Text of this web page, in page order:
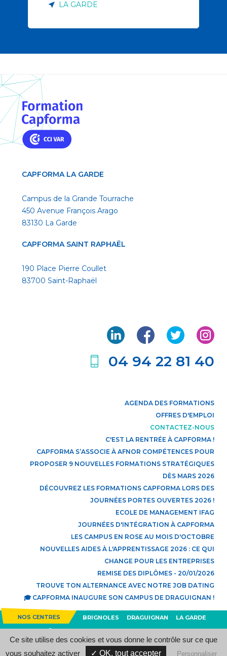
LA GARDE
CAPFORMA LA GARDE
Campus de la Grande Tourrache
450 Avenue François Arago
83130 La Garde
CAPFORMA SAINT RAPHAËL
190 Place Pierre Coullet
83700 Saint-Raphaël
04 94 22 81 40
AGENDA DES FORMATIONS
OFFRES D'EMPLOI
CONTACTEZ-NOUS
C'EST LA RENTRÉE À CAPFORMA !
CAPFORMA S’ASSOCIE À AFNOR COMPÉTENCES POUR
PROPOSER 9 NOUVELLES FORMATIONS STRATÉGIQUES
DÈS MARS 2026
DÉCOUVREZ LES FORMATIONS CAPFORMA LORS DES
JOURNÉES PORTES OUVERTES 2026 !
ECOLE DE MANAGEMENT IFAG
JOURNÉES D'INTÉGRATION À CAPFORMA
LES CAMPUS EN ROSE AU MOIS D'OCTOBRE
NOUVELLES AIDES À L'APPRENTISSAGE 2026 : CE QUI
CHANGE POUR LES ENTREPRISES
REMISE DES DIPLÔMES - 20/01/2026
TROUVE TON ALTERNANCE AVEC NOTRE JOB DATING
🎓 CAPFORMA INAUGURE SON CAMPUS DE DRAGUIGNAN !
NOS CENTRES BRIGNOLES DRAGUIGNAN
LA GARDE
Gestion des données Mentions légales
Plan du site
Ce site utilise des cookies et vous donne le contrôle sur ce que
vous souhaitez activer
✓ OK, tout accepter Personnaliser